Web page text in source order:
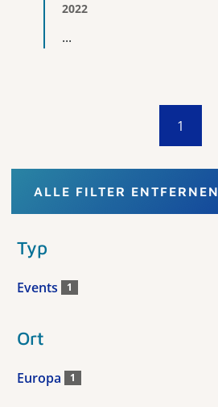
2022
...
1
ALLE FILTER ENTFERNEN
Typ
Events 1
Ort
Europa 1